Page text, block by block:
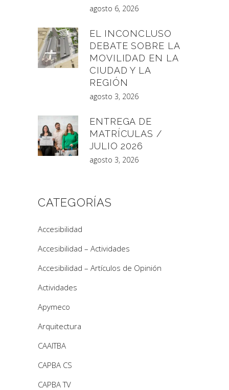
agosto 6, 2026
EL INCONCLUSO
DEBATE SOBRE LA
MOVILIDAD EN LA
CIUDAD Y LA
REGIÓN
agosto 3, 2026
ENTREGA DE
MATRÍCULAS /
JULIO 2026
agosto 3, 2026
CATEGORÍAS
Accesibilidad
Accesibilidad – Actividades
Accesibilidad – Artículos de Opinión
Actividades
Apymeco
Arquitectura
CAAITBA
CAPBA CS
CAPBA TV